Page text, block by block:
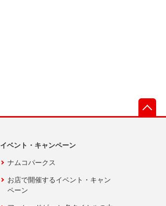
イベント・キャンペーン
ナムコパークス
お店で開催するイベント・キャン
ペーン